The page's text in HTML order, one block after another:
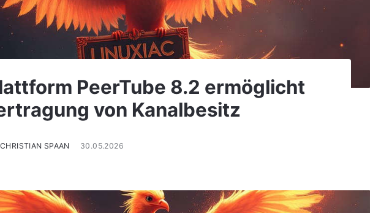
PeerTube 8.2 ermöglicht
von Kanalbesitz
SPAAN 30.05.2026